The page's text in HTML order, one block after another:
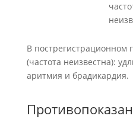
В пострегистрационном
(частота неизвестна):
аритмия и брадикардия.